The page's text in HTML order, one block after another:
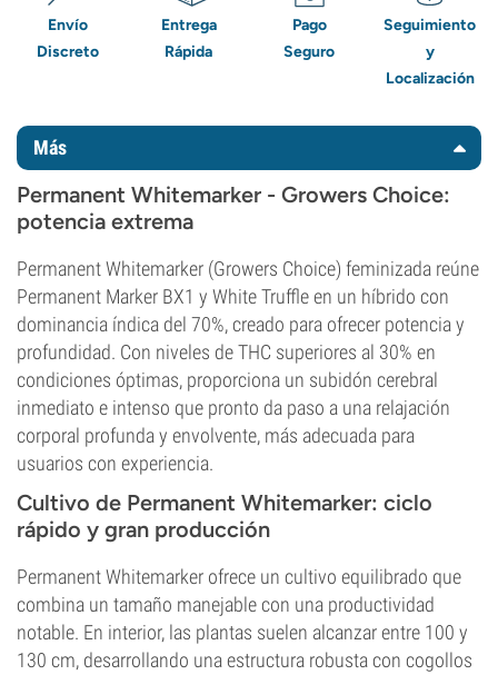
Envío
Discreto
Entrega
Rápida
Pago
Seguro
Seguimiento
y
Localización
Más
Permanent Whitemarker - Growers Choice:
potencia extrema
Permanent Whitemarker (Growers Choice) feminizada reúne
Permanent Marker BX1 y White Truffle en un híbrido con
dominancia índica del 70%, creado para ofrecer potencia y
profundidad. Con niveles de THC superiores al 30% en
condiciones óptimas, proporciona un subidón cerebral
inmediato e intenso que pronto da paso a una relajación
corporal profunda y envolvente, más adecuada para
usuarios con experiencia.
Cultivo de Permanent Whitemarker: ciclo
rápido y gran producción
Permanent Whitemarker ofrece un cultivo equilibrado que
combina un tamaño manejable con una productividad
notable. En interior, las plantas suelen alcanzar entre 100 y
130 cm, desarrollando una estructura robusta con cogollos